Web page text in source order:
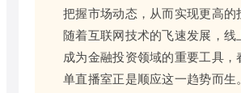
把握市场动态，从而实现更高的
随着互联网技术的飞速发展，线
成为金融投资领域的重要工具，
单直播室正是顺应这一趋势而生。